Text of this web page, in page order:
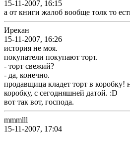
15-11-2007, 16:15
а от книги жалоб вообще толк то
Ирекан
15-11-2007, 16:26
история не моя.
покупатели покупают торт.
- торт свежий?
- да, конечно.
продавщица кладет торт в коробку!
коробку, с сегодняшней датой. :D
вот так вот, господа.
mmmlll
15-11-2007, 17:04